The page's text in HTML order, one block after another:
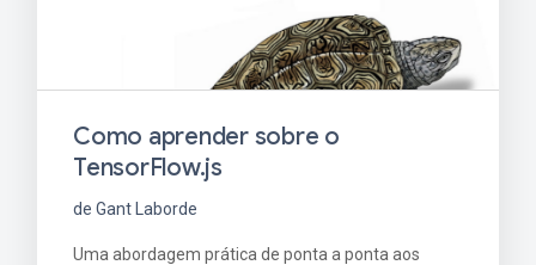
Como aprender sobre o
TensorFlow.js
de Gant Laborde
Uma abordagem prática de ponta a ponta aos